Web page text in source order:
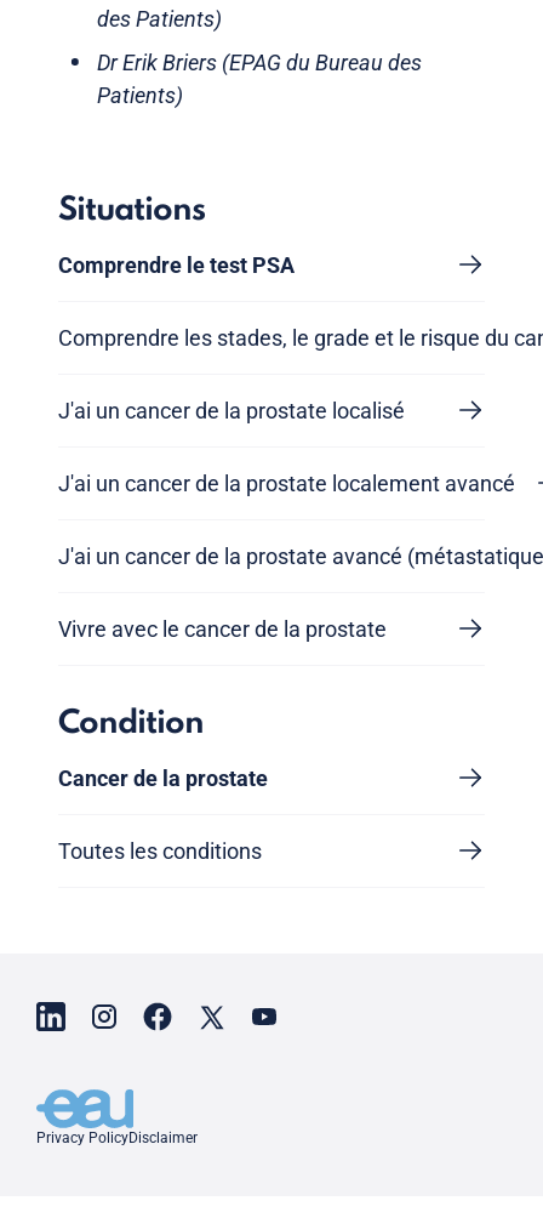
des Patients)
Dr Erik Briers (EPAG du Bureau des
Patients)
Situations
Comprendre le test PSA
Comprendre les stades, le grade et le risque du
J'ai un cancer de la prostate localisé
J'ai un cancer de la prostate localement avancé
J'ai un cancer de la prostate avancé
Vivre avec le cancer de la prostate
Condition
Cancer de la prostate
Toutes les conditions
Privacy PolicyDisclaimer